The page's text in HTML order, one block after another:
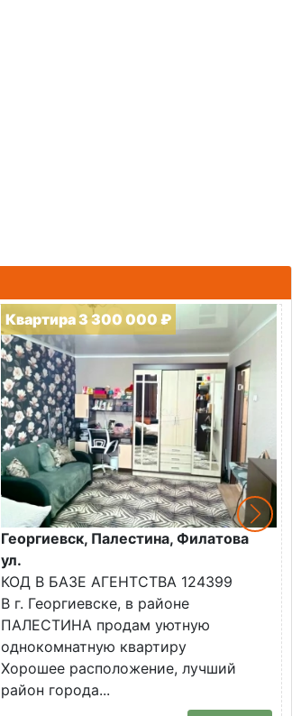
Квартира 3 300 000 ₽
Георгиевск, Палестина, Филатова
ул.
КОД В БАЗЕ АГЕНТСТВА 124399
В г. Георгиевске, в районе
ПАЛЕСТИНА продам уютную
однокомнатную квартиру
Хорошее расположение, лучший
район города...